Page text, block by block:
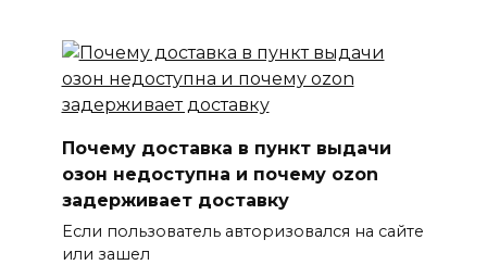
Почему доставка в пункт выдачи
озон недоступна и почему ozon
задерживает доставку
Если пользователь авторизовался на сайте
или зашел